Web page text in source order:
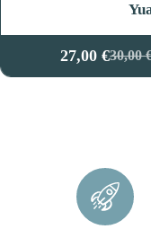
30,00
El
precio
27,00€El
precio